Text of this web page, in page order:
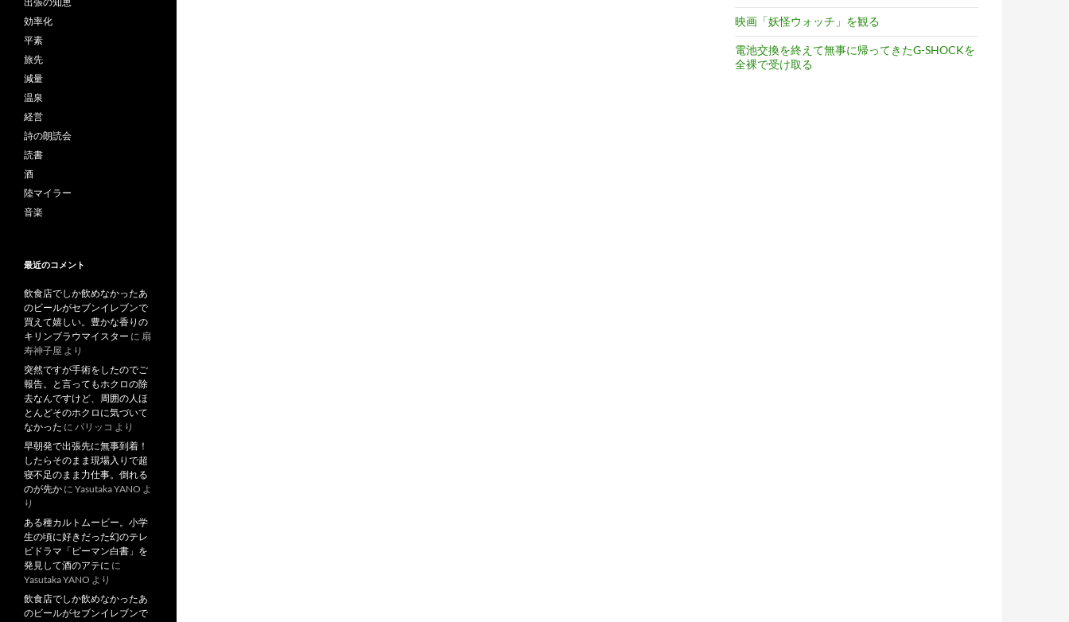
映画「妖怪ウォッチ」を観る
電池交換を終えて無事に帰ってきたG-SHOCKを
全裸で受け取る
効率化
平素
旅先
減量
温泉
経営
詩の朗読会
読書
酒
陸マイラー
音楽
最近のコメント
飲食店でしか飲めなかったあ
のビールがセブンイレブンで
買えて嬉しい。豊かな香りの
キリンブラウマイスター に 扇
寿神子屋 より
突然ですが手術をしたのでご
報告。と言ってもホクロの除
去なんですけど、周囲の人ほ
とんどそのホクロに気づいて
なかった に パリッコ より
早朝発で出張先に無事到着！
したらそのまま現場入りで超
寝不足のまま力仕事。倒れる
のが先か に Yasutaka YANO よ
り
ある種カルトムービー。小学
生の頃に好きだった幻のテレ
ビドラマ「ピーマン白書」を
発見して酒のアテに に
Yasutaka YANO より
飲食店でしか飲めなかったあ
のビールがセブンイレブンで